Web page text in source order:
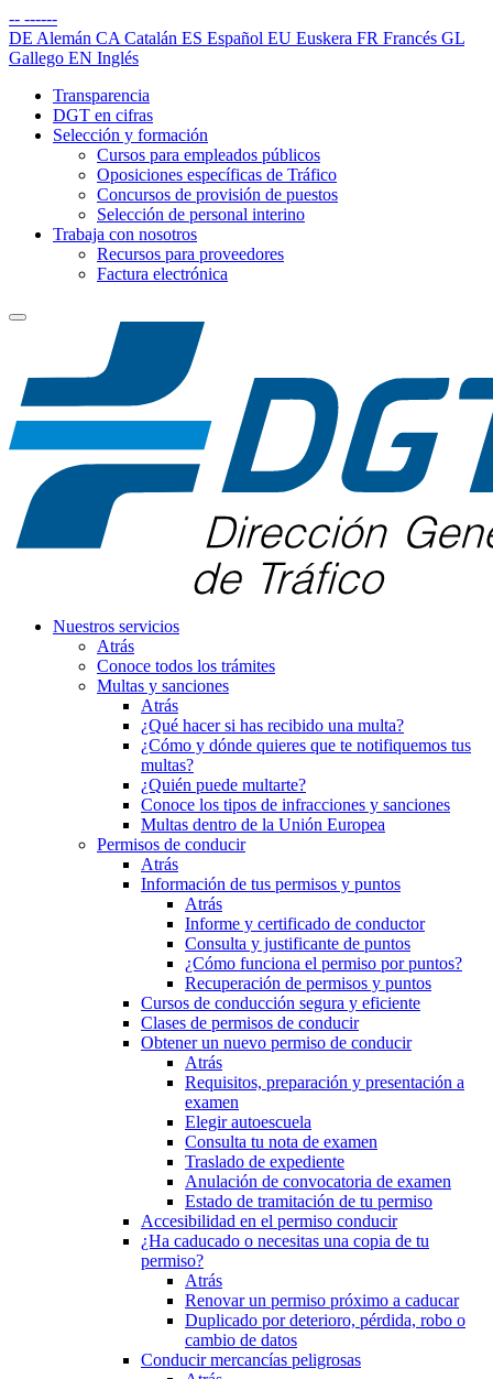
-- ------
DE Alemán CA Catalán ES Español EU Euskera FR Francés GL
Gallego EN Inglés
Transparencia
DGT en cifras
Selección y formación
Cursos para empleados públicos
Oposiciones específicas de Tráfico
Concursos de provisión de puestos
Selección de personal interino
Trabaja con nosotros
Recursos para proveedores
Factura electrónica
Nuestros servicios
Atrás
Conoce todos los trámites
Multas y sanciones
Atrás
¿Qué hacer si has recibido una multa?
¿Cómo y dónde quieres que te notifiquemos tus
multas?
¿Quién puede multarte?
Conoce los tipos de infracciones y sanciones
Multas dentro de la Unión Europea
Permisos de conducir
Atrás
Información de tus permisos y puntos
Atrás
Informe y certificado de conductor
Consulta y justificante de puntos
¿Cómo funciona el permiso por puntos?
Recuperación de permisos y puntos
Cursos de conducción segura y eficiente
Clases de permisos de conducir
Obtener un nuevo permiso de conducir
Atrás
Requisitos, preparación y presentación a
examen
Elegir autoescuela
Consulta tu nota de examen
Traslado de expediente
Anulación de convocatoria de examen
Estado de tramitación de tu permiso
Accesibilidad en el permiso conducir
¿Ha caducado o necesitas una copia de tu
permiso?
Atrás
Renovar un permiso próximo a caducar
Duplicado por deterioro, pérdida, robo o
cambio de datos
Conducir mercancías peligrosas